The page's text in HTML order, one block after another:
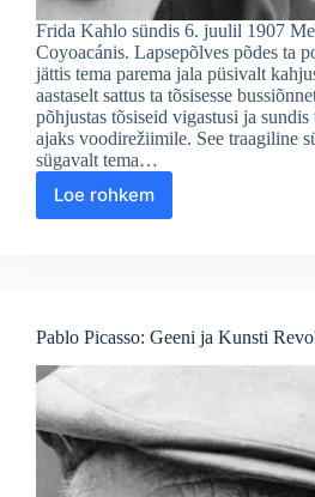
Frida Kahlo sündis 6. juulil 1907
Coyoacánis. Lapsepõlves põdes ta
jättis tema parema jala püsivalt
aastaselt sattus ta tõsisesse
põhjustas tõsiseid vigastusi ja sundis
ajaks voodirežiimile. See traagiline
sügavalt tema…
Loe rohkem
Frida
Kahlo:
Vabadus
Pablo Picasso: Geeni ja Kunsti